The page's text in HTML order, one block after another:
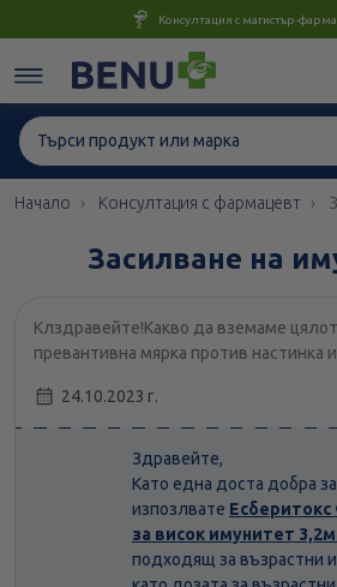
Консултация с магистър-
Начало Консултация с фармацевт
Засилване на
Клздравейте!Какво да вземаме
превантивна мярка против настинка
24.10.2023 г.
Здравейте,
Като една доста добра
изпозлвате
за висок имунитет
подходящ за възрастни